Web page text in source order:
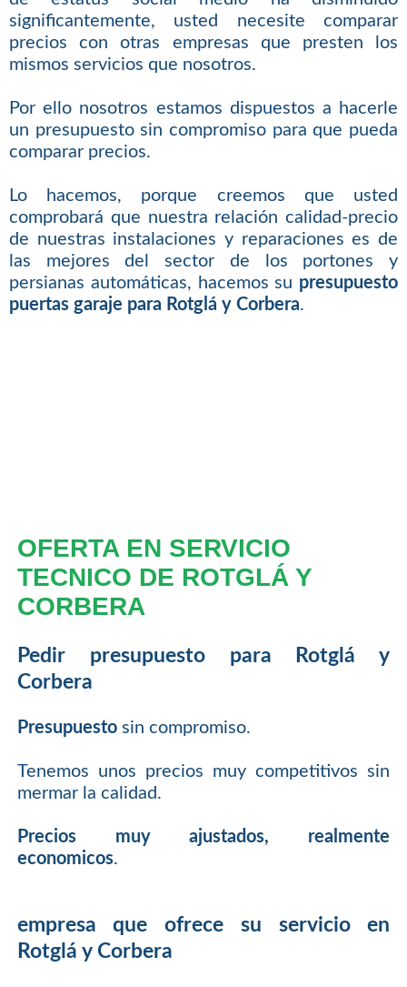
significantemente, usted necesite comparar
precios con otras empresas que presten los
mismos servicios que nosotros.
Por ello nosotros estamos dispuestos a hacerle
un presupuesto sin compromiso para que pueda
comparar precios.
Lo hacemos, porque creemos que usted
comprobará que nuestra relación calidad-precio
de nuestras instalaciones y reparaciones es de
las mejores del sector de los portones y
persianas automáticas, hacemos su presupuesto
puertas garaje para Rotglá y Corbera.
OFERTA EN SERVICIO
TECNICO DE ROTGLÁ Y
CORBERA
Pedir presupuesto para Rotglá y
Corbera
Presupuestosin compromiso.
Tenemos unos precios muy competitivos sin
mermar la calidad.
Precios muy ajustados, realmente
economicos.
empresa que ofrece su servicio en
Rotglá y Corbera